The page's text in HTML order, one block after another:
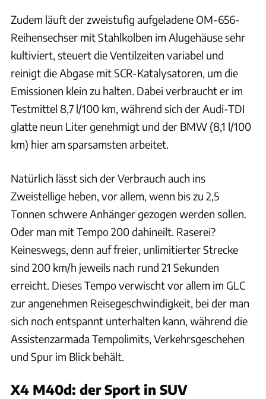
Zudem läuft der zweistufig aufgeladene OM-656-
Reihensechser mit Stahlkolben im Alugehäuse sehr
kultiviert, steuert die Ventilzeiten variabel und
reinigt die Abgase mit SCR-Katalysatoren, um die
Emissionen klein zu halten. Dabei verbraucht er im
Testmittel 8,7 l/100 km, während sich der Audi-TDI
glatte neun Liter genehmigt und der BMW (8,1 l/100
km) hier am sparsamsten arbeitet.
Natürlich lässt sich der Verbrauch auch ins
Zweistellige heben, vor allem, wenn bis zu 2,5
Tonnen schwere Anhänger gezogen werden sollen.
Oder man mit Tempo 200 dahineilt. Raserei?
Keineswegs, denn auf freier, unlimitierter Strecke
sind 200 km/h jeweils nach rund 21 Sekunden
erreicht. Dieses Tempo verwischt vor allem im GLC
zur angenehmen Reisegeschwindigkeit, bei der man
sich noch entspannt unterhalten kann, während die
Assistenzarmada Tempolimits, Verkehrsgeschehen
und Spur im Blick behält.
X4 M40d: der Sport in SUV